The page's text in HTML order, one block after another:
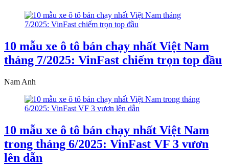
10 mẫu xe ô tô bán chạy nhất Việt Nam
tháng 7/2025: VinFast chiếm trọn top đầu
Nam Anh
10 mẫu xe ô tô bán chạy nhất Việt Nam
trong tháng 6/2025: VinFast VF 3 vươn
lên dẫn